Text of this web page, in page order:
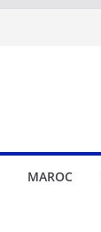
MAROC